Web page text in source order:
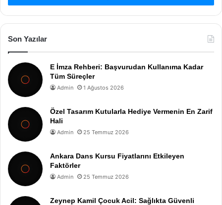
Son Yazılar
E İmza Rehberi: Başvurudan Kullanıma Kadar
Tüm Süreçler
Admin 1 Ağustos 2026
Özel Tasarım Kutularla Hediye Vermenin En Zarif
Hali
Admin 25 Temmuz 2026
Ankara Dans Kursu Fiyatlarını Etkileyen
Faktörler
Admin 25 Temmuz 2026
Zeynep Kamil Çocuk Acil: Sağlıkta Güvenli